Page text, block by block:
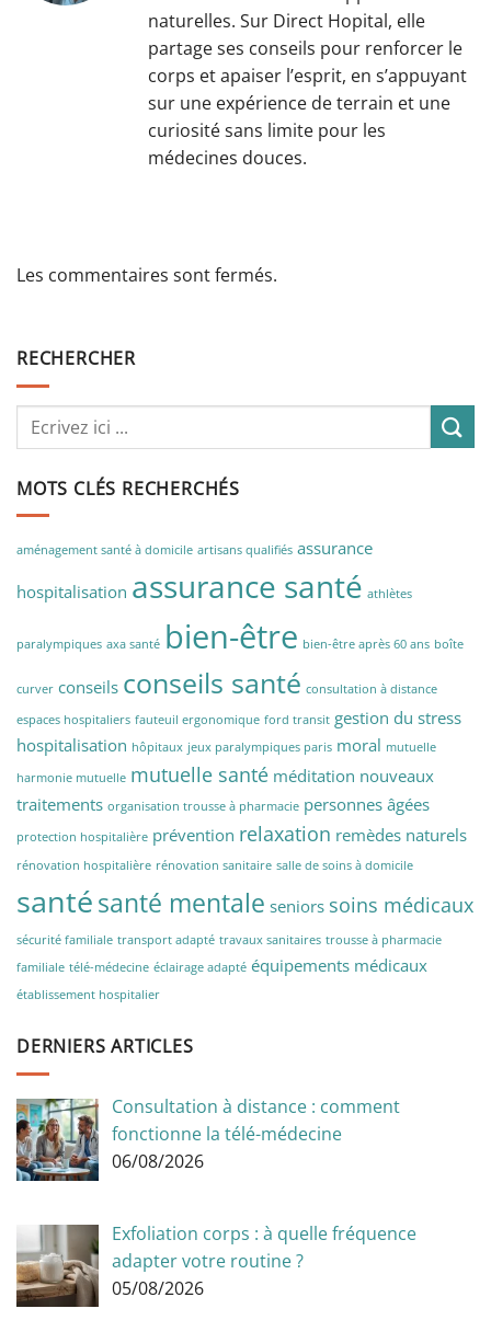
naturelles. Sur Direct Hopital, elle
partage ses conseils pour renforcer le
corps et apaiser l’esprit, en s’appuyant
sur une expérience de terrain et une
curiosité sans limite pour les
médecines douces.
Les commentaires sont fermés.
RECHERCHER
MOTS CLÉS RECHERCHÉS
aménagement santé à domicile artisans qualifiés assurance
hospitalisation assurance santé athlètes
paralympiques axa santé bien-être bien-être après 60 ans boîte
curver conseils conseils santé consultation à distance
espaces hospitaliers fauteuil ergonomique ford transit gestion du stress
hospitalisation hôpitaux jeux paralympiques paris moral mutuelle
harmonie mutuelle mutuelle santé méditation nouveaux
traitements organisation trousse à pharmacie personnes âgées
protection hospitalière prévention relaxation remèdes naturels
rénovation hospitalière rénovation sanitaire salle de soins à domicile
santésanté mentale seniors soins médicaux
sécurité familiale transport adapté travaux sanitaires trousse à pharmacie
familiale télé-médecine éclairage adapté équipements médicaux
établissement hospitalier
DERNIERS ARTICLES
Consultation à distance : comment
fonctionne la télé-médecine
06/08/2026
Exfoliation corps : à quelle fréquence
adapter votre routine ?
05/08/2026